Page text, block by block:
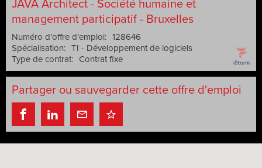
JAVA Architect - Société humaine et
management participatif - Bruxelles
Numéro d’offre d’emploi: 128646
Spécialisation: TI - Développement de logiciels
Type de contrat:
Contrat fixe
Partager ou sauvegarder cette offre d'emploi